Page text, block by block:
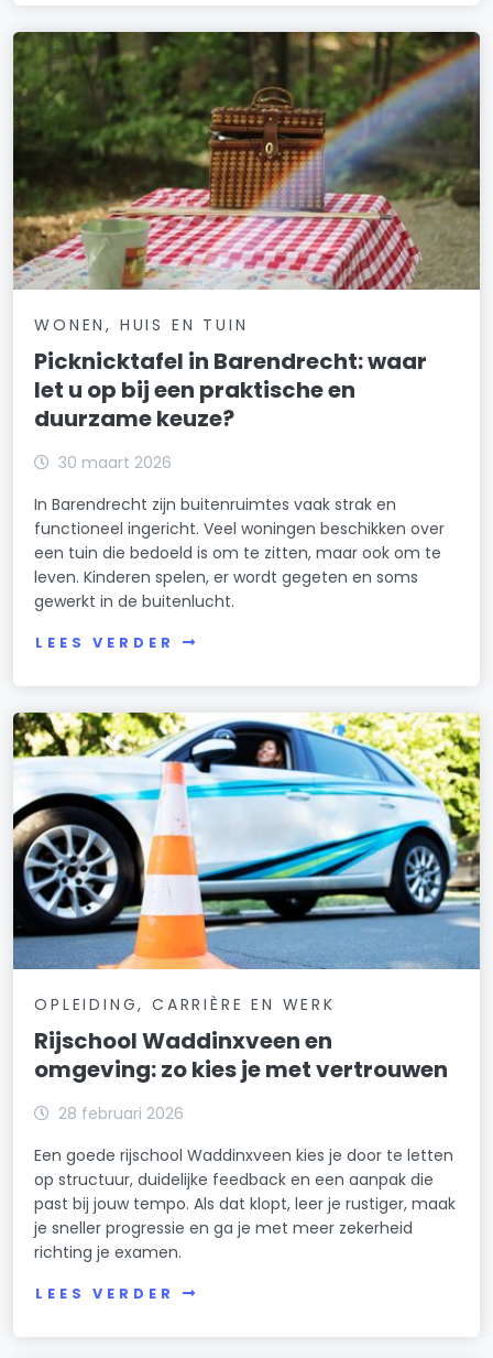
WONEN, HUIS EN TUIN
Picknicktafel in Barendrecht: waar
let u op bij een praktische en
duurzame keuze?
30 maart 2026
In Barendrecht zijn buitenruimtes vaak strak en
functioneel ingericht. Veel woningen beschikken over
een tuin die bedoeld is om te zitten, maar ook om te
leven. Kinderen spelen, er wordt gegeten en soms
gewerkt in de buitenlucht.
LEES VERDER
OPLEIDING, CARRIÈRE EN WERK
Rijschool Waddinxveen en
omgeving: zo kies je met vertrouwen
28 februari 2026
Een goede rijschool Waddinxveen kies je door te letten
op structuur, duidelijke feedback en een aanpak die
past bij jouw tempo. Als dat klopt, leer je rustiger, maak
je sneller progressie en ga je met meer zekerheid
richting je examen.
LEES VERDER